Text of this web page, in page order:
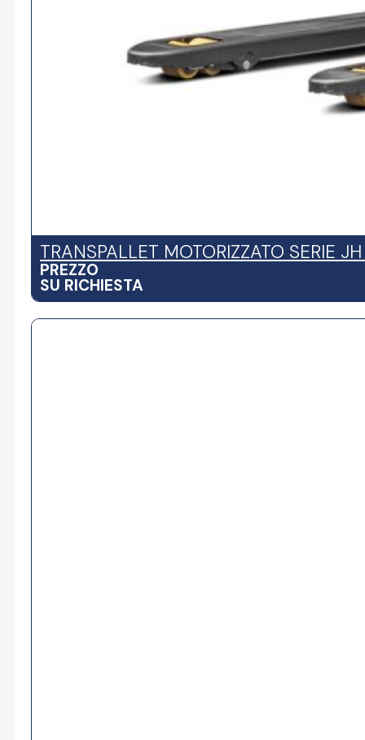
TRANSPALLET MOTORIZZATO SERIE
PREZZO
SU RICHIESTA